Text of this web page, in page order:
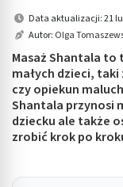
submenu:
submenu: Higiena
submenu: Sprzęt
submenu: Intymne
Data aktualizacji: 21
Autor: Olga
Masaż Shantala
małych dzieci,
czy opiekun
Shantala przynosi
dziecku ale także
zrobić krok po